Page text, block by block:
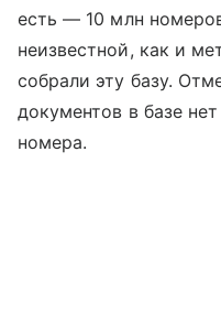
есть — 10 млн
неизвестной, как и
собрали эту базу.
документов в базе
номера.